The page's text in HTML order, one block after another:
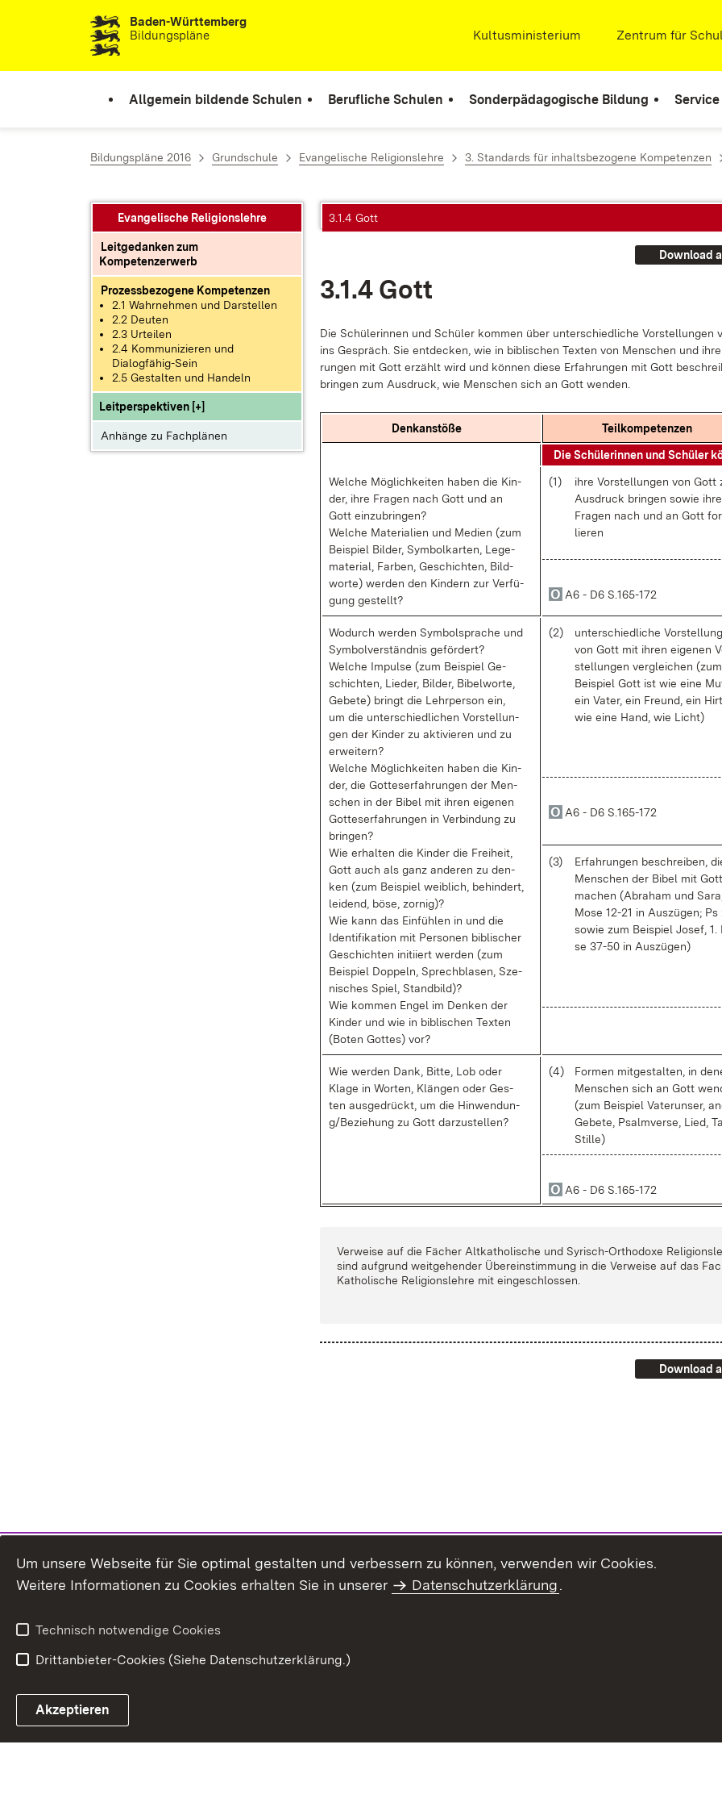
Zum Inhalt springenBaden-Württemberg
Bildungspläne
Extern:
Kultusministerium (Öffnet in neuem
Extern:
Zentrum für
Allgemein bildende Schulen Berufliche Schulen Sonderpädagogische Bildung Service
Bildungspläne 2016 Grundschule Evangelische Religionslehre 3. Standards für inhaltsbezogene Kompetenzen
Evangelische Religionslehre
Leitgedanken zum
Kompetenzerwerb
Prozessbezogene Kompetenzen
2.1 Wahrnehmen und Darstellen
2.2 Deuten
2.3 Urteilen
2.4 Kommunizieren und
Dialogfähig-Sein
2.5 Gestalten und Handeln
Leitperspektiven [+]
Anhänge zu Fachplänen
3.1.4 Gott
Download
3.1.4 Gott
Die Schü­le­rin­nen und Schü­ler kom­men über un­ter­schied­li­che Vor­stel­lun­gen
ins Ge­spräch. Sie ent­de­cken, wie in bi­bli­schen Tex­ten von Men­schen und
run­gen mit Gott er­zählt wird und kön­nen die­se Er­fah­run­gen mit Gott
brin­gen zum Aus­druck, wie Men­schen sich an Gott wen­den.
Denk­an­stö­ße Teil­kom­pe­ten­zen
Die Schü­le­rin­nen und Schü­ler
Wel­che Mög­lich­kei­ten ha­ben die Kin­
der, ih­re Fra­gen nach Gott und an
Gott ein­zu­brin­gen?
Wel­che Ma­te­ria­li­en und Me­di­en (zum
Bei­spiel Bil­der, Sym­bol­kar­ten, Le­ge­
ma­te­ri­al, Far­ben, Ge­schich­ten, Bild­
wor­te) wer­den den Kin­dern zur Ver­fü­
gung ge­stellt?
(1)
ih­re Vor­stel­lun­gen von Gott
Aus­druck brin­gen so­wie ih­re
Fra­gen nach und an Gott
lie­ren
A6 - D6 S.165-172
Wo­durch wer­den Sym­bol­spra­che und
Sym­bol­ver­ständ­nis ge­för­dert?
Wel­che Im­pul­se (zum Bei­spiel Ge­
schich­ten, Lie­der, Bil­der, Bi­bel­wor­te,
Ge­be­te) bringt die Lehr­per­son ein,
um die un­ter­schied­li­chen Vor­stel­lun­
gen der Kin­der zu ak­ti­vie­ren und zu
er­wei­tern?
Wel­che Mög­lich­kei­ten ha­ben die Kin­
der, die Got­te­s­er­fah­run­gen der Men­
schen in der Bi­bel mit ih­ren ei­ge­nen
Got­te­s­er­fah­run­gen in Ver­bin­dung zu
brin­gen?
Wie er­hal­ten die Kin­der die Frei­heit,
Gott auch als ganz an­de­ren zu den­
ken (zum Bei­spiel weib­lich, be­hin­dert,
lei­dend, bö­se, zor­nig)?
Wie kann das Ein­füh­len in und die
Iden­ti­fi­ka­ti­on mit Per­so­nen bi­bli­scher
Ge­schich­ten in­iti­iert wer­den (zum
Bei­spiel Dop­peln, Sprech­bla­sen, Sze­
ni­sches Spiel, Stand­bild)?
Wie kom­men En­gel im Den­ken der
Kin­der und wie in bi­bli­schen Tex­ten
(Bo­ten Got­tes) vor?
(2)
un­ter­schied­li­che
von Gott mit ih­ren ei­ge­nen
stel­lun­gen ver­glei­chen (zum
Bei­spiel Gott ist wie ei­ne
ein Va­ter, ein Freund, ein
wie ei­ne Hand, wie Licht)
A6 - D6 S.165-172
(3)
Er­fah­run­gen be­schrei­ben,
Men­schen der Bi­bel mit Gott
ma­chen (Abra­ham und Sa­ra,
Mo­se 12-21 in Aus­zü­gen; Ps
so­wie zum Bei­spiel Jo­sef,
se 37-50 in Aus­zü­gen)
Wie wer­den Dank, Bit­te, Lob oder
Kla­ge in Wor­ten, Klän­gen oder Ges­
ten aus­ge­drückt, um die Hin­wen­dun­
g/Be­zie­hung zu Gott dar­zu­stel­len?
(4)
For­men mit­ge­stal­ten, in
Men­schen sich an Gott
(zum Bei­spiel Va­ter­un­ser,
Ge­be­te, Psalm­ver­se, Lied,
Stil­le)
A6 - D6 S.165-172
Ver­wei­se auf die Fä­cher Alt­ka­tho­li­sche und Sy­risch-Or­tho­do­xe
sind auf­grund weit­ge­hen­der Über­ein­stim­mung in die Ver­wei­se auf das
Ka­tho­li­sche Re­li­gi­ons­leh­re mit ein­ge­schlos­sen.
Download
Um unsere Webseite für Sie optimal gestalten und verbessern zu können, verwenden wir Cookies.
Weitere Informationen zu Cookies erhalten Sie in unserer
Datenschutzerklärung.
Technisch notwendige Cookies
Drittanbieter-Cookies (Siehe Datenschutzerklärung.)
Akzeptieren